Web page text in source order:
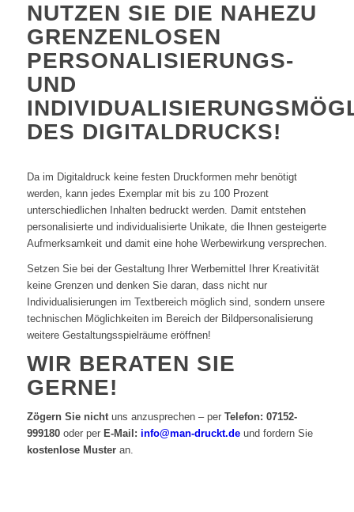
NUTZEN SIE DIE NAHEZU
GRENZENLOSEN
PERSONALISIERUNGS-
UND
DES DIGITALDRUCKS!
Da im Digitaldruck keine festen Druckformen mehr benötigt
werden, kann jedes Exemplar mit bis zu 100 Prozent
unterschiedlichen Inhalten bedruckt werden. Damit entstehen
personalisierte und individualisierte Unikate, die Ihnen gesteigerte
Aufmerksamkeit und damit eine hohe Werbewirkung versprechen.
Setzen Sie bei der Gestaltung Ihrer Werbemittel Ihrer Kreativität
keine Grenzen und denken Sie daran, dass nicht nur
Individualisierungen im Textbereich möglich sind, sondern unsere
technischen Möglichkeiten im Bereich der Bildpersonalisierung
weitere Gestaltungsspielräume eröffnen!
WIR BERATEN SIE
GERNE!
Zögern Sie nichtuns anzusprechen – per Telefon: 07152-
999180oder perE-Mail: info@man-druckt.de und fordern Sie
kostenlose Musteran.